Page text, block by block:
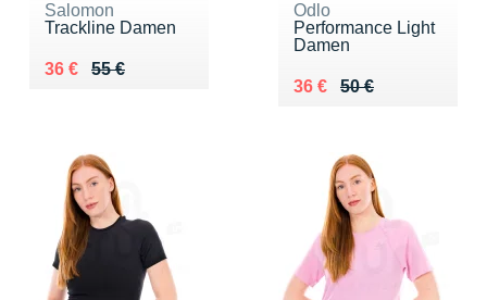
Salomon
Trackline Damen
55 €
Au lieu de 55 €
36 €
Vendu 36 €
Odlo
Performance Light
Damen
50 €
Au lieu de 50 €
36 €
Vendu 36 €